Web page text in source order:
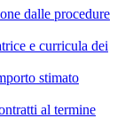
dalle procedure
e curricula dei
stimato
al termine